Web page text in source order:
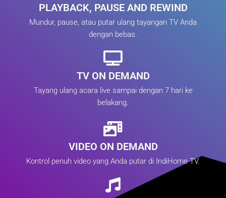
PLAYBACK, PAUSE AND REWIND
Mundur, pause, atau putar ulang tayangan TV Anda
dengan bebas.
TV ON DEMAND
Tayang ulang acara live sampai dengan 7 hari ke
belakang.
VIDEO ON DEMAND
Kontrol penuh video yang Anda putar di IndiHome TV.